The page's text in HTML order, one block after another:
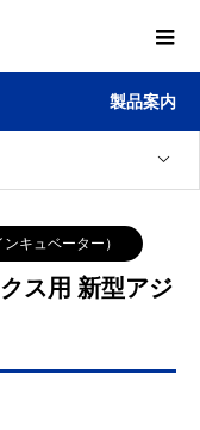
製品案内
キュベーター）
ス用 新型アジ